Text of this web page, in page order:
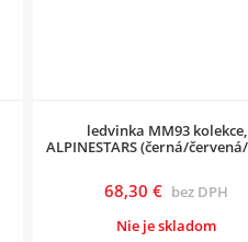
ledvinka MM93 kolekce,
ALPINESTARS (černá/
68,30 € bez DPH
Nie je skladom